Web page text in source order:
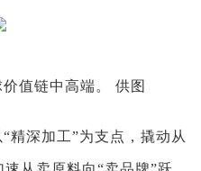
值链中高端。 供图
精深加工”为支点，撬动从